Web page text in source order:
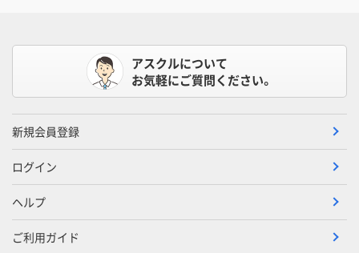
アスクルについて
お気軽にご質問ください。
新規会員登録
ログイン
ヘルプ
ご利用ガイド